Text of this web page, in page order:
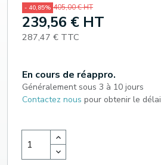
- 40,85% 405,00 € HT
239,56 € HT
287,47 € TTC
En cours de réappro.
Généralement sous 3 à 10 jours
Contactez nous pour obtenir le délai